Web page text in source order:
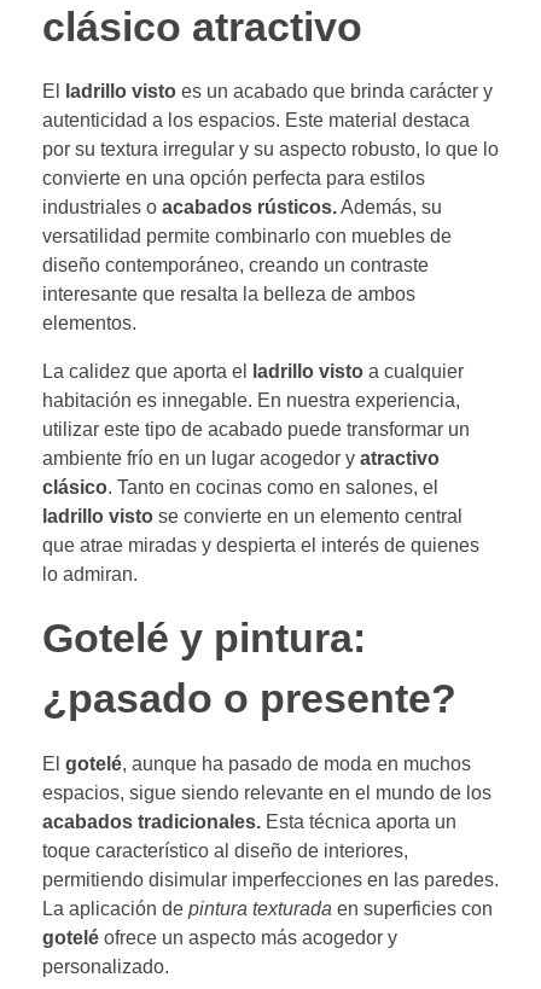
clásico atractivo
El ladrillo visto es un acabado que brinda carácter y
autenticidad a los espacios. Este material destaca
por su textura irregular y su aspecto robusto, lo que lo
convierte en una opción perfecta para estilos
industriales o acabados rústicos.Además, su
versatilidad permite combinarlo con muebles de
diseño contemporáneo, creando un contraste
interesante que resalta la belleza de ambos
elementos.
La calidez que aporta el ladrillo visto a cualquier
habitación es innegable. En nuestra experiencia,
utilizar este tipo de acabado puede transformar un
ambiente frío en un lugar acogedor y atractivo
clásico. Tanto en cocinas como en salones, el
ladrillo visto se convierte en un elemento central
que atrae miradas y despierta el interés de quienes
lo admiran.
Gotelé y pintura:
¿pasado o presente?
El gotelé, aunque ha pasado de moda en muchos
espacios, sigue siendo relevante en el mundo de los
acabados tradicionales. Esta técnica aporta un
toque característico al diseño de interiores,
permitiendo disimular imperfecciones en las paredes.
La aplicación de pintura texturada en superficies con
gotelé ofrece un aspecto más acogedor y
personalizado.